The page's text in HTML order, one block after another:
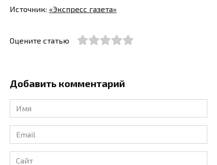
Источник: «Экспресс газета»
Оцените статью
Добавить комментарий
Имя
*
Email
*
Сайт